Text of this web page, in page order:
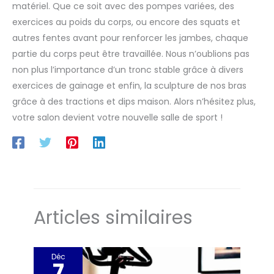
antidérapant ultra long
intégré qui soutient une prise
en main flexible. Il est
résistant à la transpiration,
inodore et résistant à l'usure. Il
suffit de tourner la barre pour
l'ajuster à n'importe quelle
taille de 74,9 cm ~ 94 cm pour
obtenir la dimension idéale
pour votre entraînement
comme les tractions, les
étirements et plus encore
mécanique amélioré : la
sécurité est un gros problème
avec un verrou exclusif rotatif
à 360° à double engrenage
desserrer. Cette barre
d'exercice de porte Sportneer a
passé une série de tests de
matériel. Que ce soit avec des pompes variées, des
exercices au poids du corps, ou encore des squats et
autres fentes avant pour renforcer les jambes, chaque
partie du corps peut être travaillée. Nous n’oublions pas
non plus l’importance d’un tronc stable grâce à divers
exercices de gainage et enfin, la sculpture de nos bras
grâce à des tractions et dips maison. Alors n’hésitez plus,
votre salon devient votre nouvelle salle de sport !
Articles similaires
Déc